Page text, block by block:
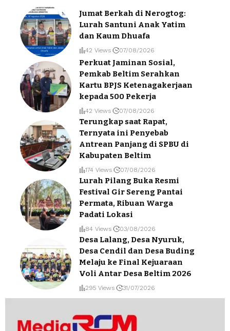
Jumat Berkah di Nerogtog:
Lurah Santuni Anak Yatim
dan Kaum Dhuafa
42 Views 07/08/2026
Perkuat Jaminan Sosial,
Pemkab Beltim Serahkan
Kartu BPJS Ketenagakerjaan
kepada 500 Pekerja
42 Views 07/08/2026
Terungkap saat Rapat,
Ternyata ini Penyebab
Antrean Panjang di SPBU di
Kabupaten Beltim
174 Views 07/08/2026
Lurah Pilang Buka Resmi
Festival Gir Sereng Pantai
Permata, Ribuan Warga
Padati Lokasi
84 Views 03/08/2026
Desa Lalang, Desa Nyuruk,
Desa Cendil dan Desa Buding
Melaju ke Final Kejuaraan
Voli Antar Desa Beltim 2026
295 Views 31/07/2026